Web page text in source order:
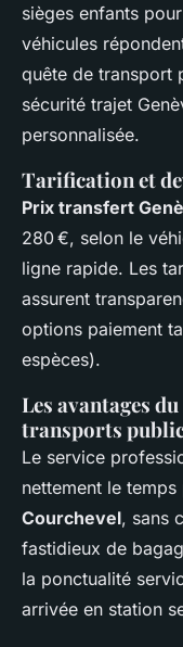
sièges enfants
véhicules
quête de transport
sécurité trajet
personnalisée.
Tarification et
Prix transfert
280 €, selon le
ligne rapide. Les
assurent
options paiement
espèces).
Les avantages
transports
Le service
nettement le temps
Courchevel, sans
fastidieux de
la ponctualité
arrivée en station